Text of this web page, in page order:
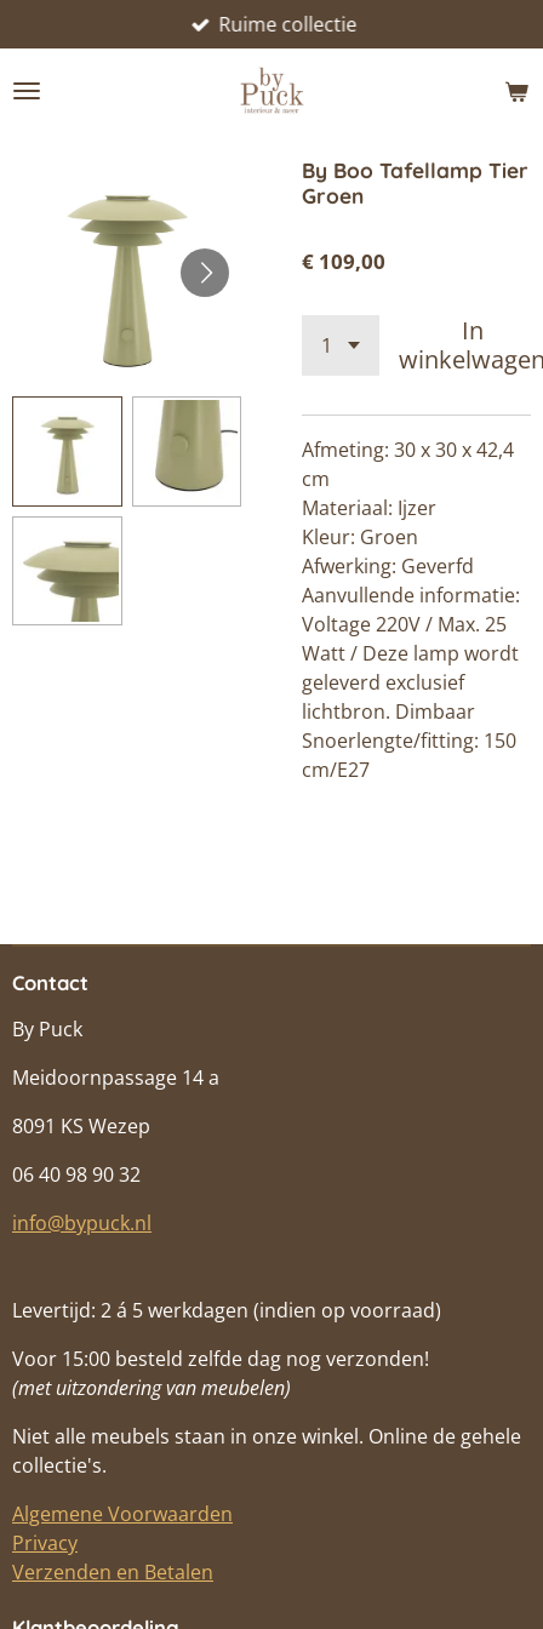
direct
naar
Ruime collectie
By Boo Tafellamp Tier
Groen
€ 109,00
In
Afmeting: 30 x 30 x 42,4
cm
Materiaal: Ijzer
Kleur: Groen
Afwerking: Geverfd
Aanvullende informatie:
Voltage 220V / Max. 25
Watt / Deze lamp wordt
geleverd exclusief
lichtbron. Dimbaar
Snoerlengte/fitting: 150
cm/E27
Contact
By Puck
Meidoornpassage 14 a
8091 KS Wezep
06 40 98 90 32
info@bypuck.nl
Levertijd: 2 á 5 werkdagen (indien op voorraad)
Voor 15:00 besteld zelfde dag nog verzonden!
(met uitzondering van meubelen)
Niet alle meubels staan in onze winkel. Online de gehele
collectie's.
Algemene Voorwaarden
Privacy
Verzenden en Betalen